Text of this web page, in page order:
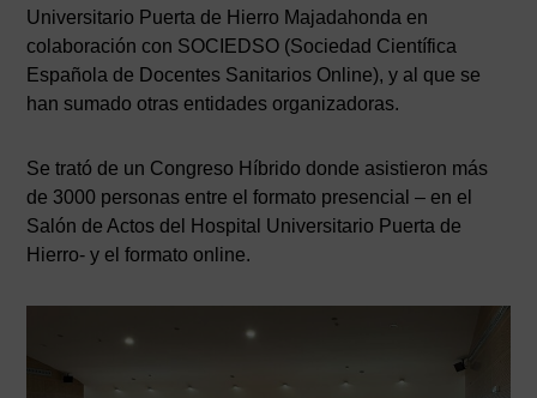
Universitario Puerta de Hierro Majadahonda en
colaboración con SOCIEDSO (Sociedad Científica
Española de Docentes Sanitarios Online), y al que se
han sumado otras entidades organizadoras.
Se trató de un Congreso Híbrido donde asistieron más
de 3000 personas entre el formato presencial – en el
Salón de Actos del Hospital Universitario Puerta de
Hierro- y el formato online.